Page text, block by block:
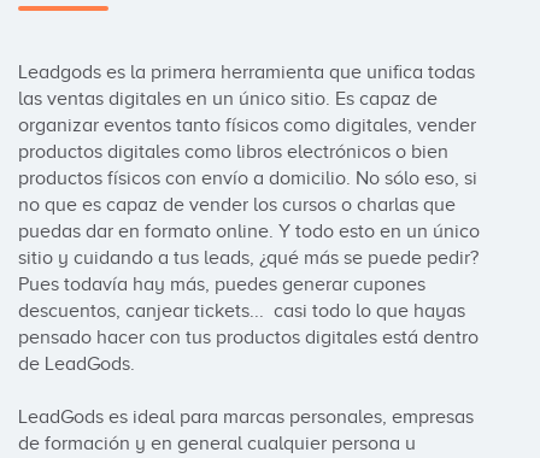
Leadgods es la primera herramienta que unifica todas
las ventas digitales en un único sitio. Es capaz de
organizar eventos tanto físicos como digitales, vender
productos digitales como libros electrónicos o bien
productos físicos con envío a domicilio. No sólo eso, si
no que es capaz de vender los cursos o charlas que
puedas dar en formato online. Y todo esto en un único
sitio y cuidando a tus leads, ¿qué más se puede pedir?
Pues todavía hay más, puedes generar cupones
descuentos, canjear tickets...  casi todo lo que hayas
pensado hacer con tus productos digitales está dentro
de LeadGods.
LeadGods es ideal para marcas personales, empresas
de formación y en general cualquier persona u